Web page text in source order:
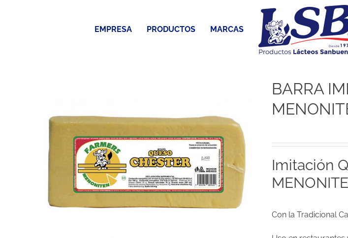
EMPRESA PRODUCTOS MARCAS
BARRA
Imitación
Con la Tradicional